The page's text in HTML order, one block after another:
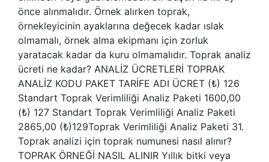
önce alınmalıdır. Örnek alırken toprak,
örnekleyicinin ayaklarına değecek kadar ıslak
olmamalı, örnek alma ekipmanı için zorluk
yaratacak kadar da kuru olmamalıdır. Toprak analiz
ücreti ne kadar? ANALİZ ÜCRETLERİ TOPRAK
ANALİZ KODU PAKET TARİFE ADI ÜCRET (₺) 126
Standart Toprak Verimliliği Analiz Paketi 1600,00
(₺) 127 Standart Toprak Verimliliği Analiz Paketi
2865,00 (₺)​​129​Toprak Verimliliği Analiz Paketi 31.
Toprak analizi için toprak numunesi nasıl alınır?
TOPRAK ÖRNEĞİ NASIL ALINIR Yıllık bitki veya